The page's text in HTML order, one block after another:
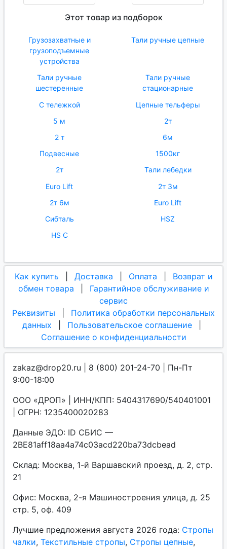
Этот товар из подборок
Грузозахватные и
грузоподъемные
устройства
Тали ручные цепные
Тали ручные
шестеренные
Тали ручные
стационарные
С тележкой
Цепные тельферы
5 м
2т
2 т
6м
Подвесные
1500кг
2т
Тали лебедки
Euro Lift
2т 3м
2т 6м
Euro Lift
Сибталь
HSZ
HS C
Как купить Доставка Оплата
Возврат и
обмен товара
Гарантийное обслуживание и
сервис
Реквизиты
Политика обработки персональных
данных
Пользовательское соглашение
Соглашение о конфиденциальности
zakaz@drop20.ru | 8 (800) 201-24-70 | Пн-Пт
9:00-18:00
ООО «ДРОП» | ИНН/КПП: 5404317690/540401001
| ОГРН: 1235400020283
Данные ЭДО: ID СБИС —
2BE81aff18aa4a74c03acd220ba73dcbead
Склад: Москва, 1-й Варшавский проезд, д. 2, стр.
21
Офис: Москва, 2-я Машиностроения улица, д. 25
стр. 5, оф. 409
Лучшие предложения августа 2026 года: Стропы
чалки, Текстильные стропы, Стропы цепные,